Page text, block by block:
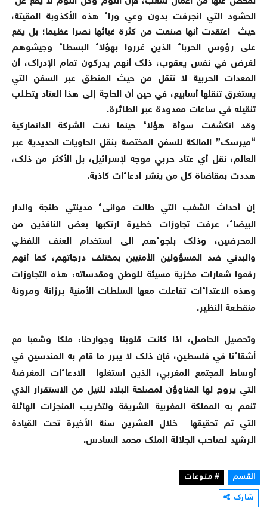
الحشود التي انجرفت بدون وعي وراء هذه الأكذوبة المقيتة،
حيث اعتقدت أنها صنعت من كثرة غبائها نصرا عظيما؛ بل يقع
على رؤوس الحرباء الذين غرروا بهؤلاء البسطاء وجيشوهم
لغرض في نفس يعقوب، ذلك أنهم يدركون تمام الإدراك، أن
المعدات الحربية لا تنقل من حيث المنطق عبر السفن التي
يستغرق تنقلها أسابيع، في حين أن الحاجة إلى هذا العتاد يتطلب
تنقيله في ساعات معدودة عبر الطائرة.
وقد انكشفت سوأة هؤلاء حينما نفت الشركة الدانماركية
“ميرسك” المالكة للسفن المختصة بنقل الحاويات الحديدية عبر
العالم، نقل أي عتاد حربي موجه لإسرائيل، بل الأكثر من ذلك،
هددت بمقاضاة كل من ينشر ادعاءات كاذبة.
إن أحداث الشغب التي طالت موانىء مدينتي طنجة والدار
البيضاء، عرفت تجاوزات خطيرة ارتكبها بعض النافذين من
المحرضين، وذلك بلجوءهم الى استخدام العنف اللفظي
والبدني ضد المسؤولين الأمنيين بمختلف درجاتهم، كما أنهم
رفعوا شعارات مخزية مسيئة للوطن ومقدساته، هذه التجاوزات
وهذه الاعتداءات تفاعلت معها السلطات الأمنية برزانة ومرونة
منقطعة النظير.
وتحصيل الحاصل، اذا كانت قلوبنا وجوارحنا، ملكا وشعبا مع
أشقاءنا في فلسطين، فإن ذلك لا يبرر ما قام به المندسين في
أوساط المجتمع المغربي، الذين استغلوا الادعاءات المغرضة
التي يروج لها المناوؤن لمصلحة البلاد للنيل من الاستقرار الذي
تنعم به المملكة المغربية الشريفة ولتخريب المنجزات الهائلة
التي تم تحقيقها خلال العشرين سنة الأخيرة تحت القيادة
الرشيد لصاحب الجلالة الملك محمد السادس.
القسم
# منوعات
شارك